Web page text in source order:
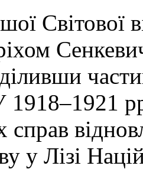
Світової
1918–1921
справ
у Лізі